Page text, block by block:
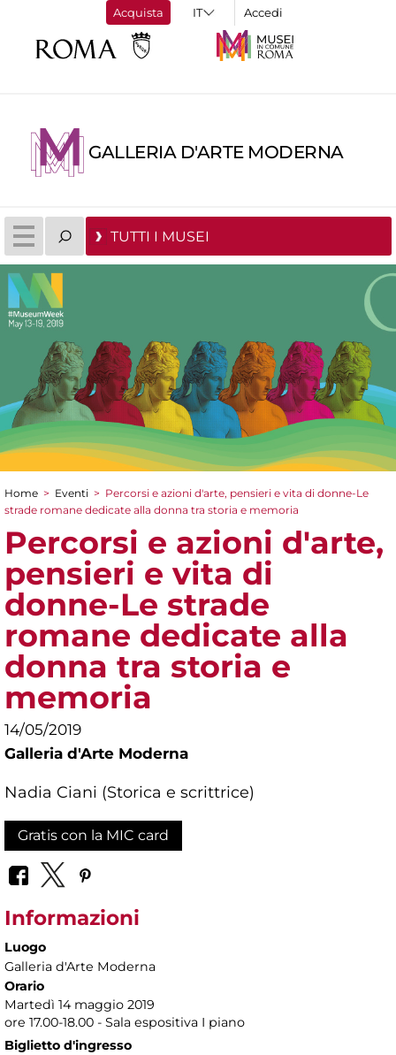
Acquista Accedi
GALLERIA D'ARTE MODERNA
TUTTI I MUSEI
Tu sei qui
Home > Eventi > Percorsi e azioni d'arte, pensieri e vita di donne-Le
strade romane dedicate alla donna tra storia e memoria
Percorsi e azioni d'arte,
pensieri e vita di
donne-Le strade
romane dedicate alla
donna tra storia e
memoria
14/05/2019
Galleria d'Arte Moderna
Nadia Ciani (Storica e scrittrice)
Gratis con la MIC card
Informazioni
Luogo
Galleria d'Arte Moderna
Orario
Martedì 14 maggio 2019
ore 17.00-18.00 - Sala espositiva I piano
Biglietto d'ingresso